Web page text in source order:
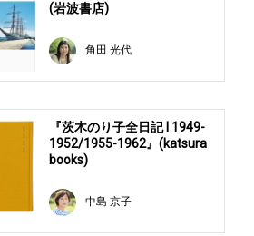
(岩波書店)
角田 光代
『茨木のり子全日記 Ⅰ 1949-
1952/1955-1962』(katsura
books)
中島 京子